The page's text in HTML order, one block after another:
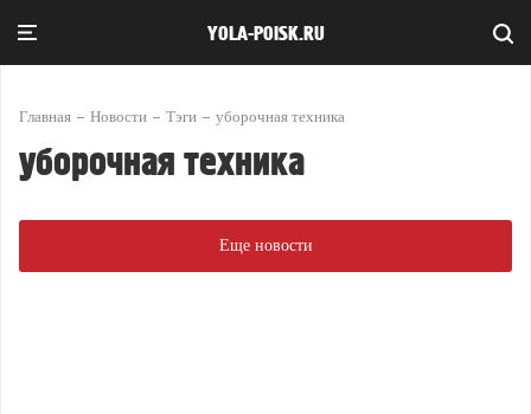
YOLA-POISK.RU
Главная Новости Тэги уборочная техника
уборочная техника
Еще новости